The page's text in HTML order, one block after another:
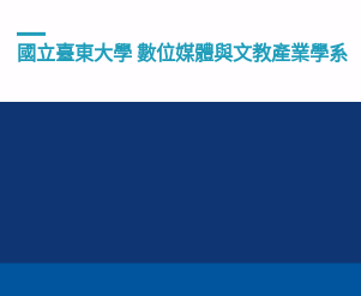
國立臺東大學 數位媒體與文教產業學系